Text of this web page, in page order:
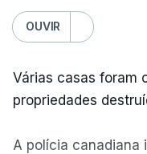
OUVIR
Várias casas foram
propriedades
A polícia canadiana